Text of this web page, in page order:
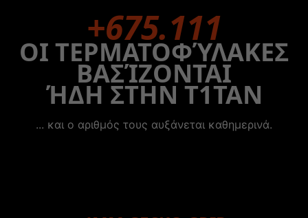
+675.111
ΟΙ ΤΕΡΜΑΤΟΦΎΛΑΚΕΣ
ΒΑΣΊΖΟΝΤΑΙ
ΉΔΗ ΣΤΗΝ T1TAN
... και ο αριθμός τους αυξάνεται καθημερινά.